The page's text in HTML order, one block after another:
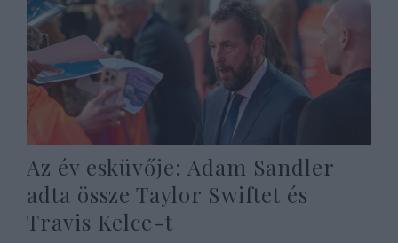
Az év esküvője: Adam Sandler
adta össze Taylor Swiftet és
Travis Kelce-t